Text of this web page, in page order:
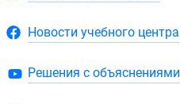
Новости учебного центра
Решения с объяснениями